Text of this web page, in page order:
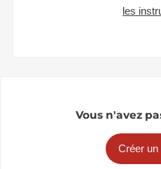
les
Vous n'avez
Créer